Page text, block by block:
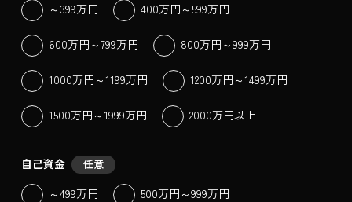
～399万円 400万円～599万円
600万円～799万円 800万円～999万円
1000万円～1199万円 1200万円～1499万円
1500万円～1999万円 2000万円以上
自己資金 任意
～499万円 500万円～999万円